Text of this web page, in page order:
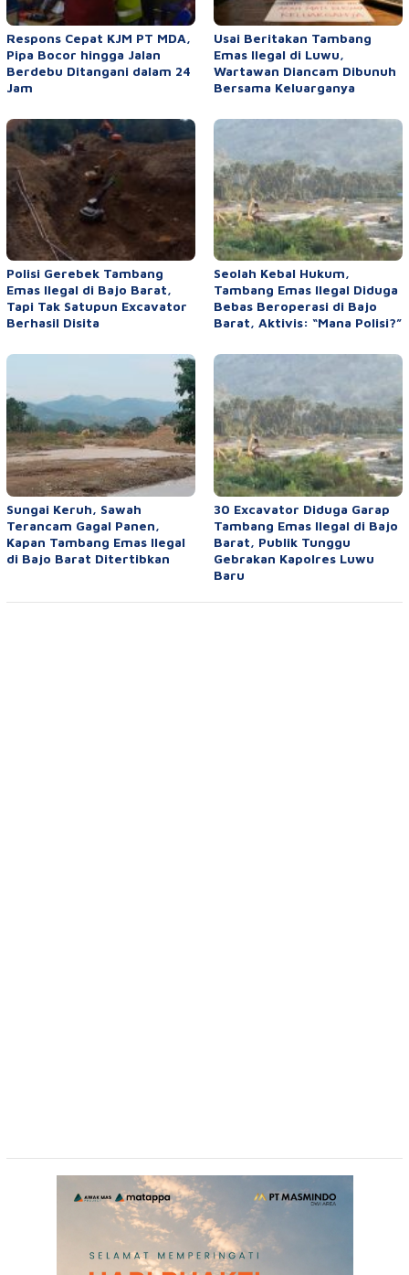
Respons Cepat KJM PT MDA,
Pipa Bocor hingga Jalan
Berdebu Ditangani dalam 24
Jam
Usai Beritakan Tambang
Emas Ilegal di Luwu,
Wartawan Diancam Dibunuh
Bersama Keluarganya
Polisi Gerebek Tambang
Emas Ilegal di Bajo Barat,
Tapi Tak Satupun Excavator
Berhasil Disita
Seolah Kebal Hukum,
Tambang Emas Ilegal Diduga
Bebas Beroperasi di Bajo
Barat, Aktivis: “Mana Polisi?”
Sungai Keruh, Sawah
Terancam Gagal Panen,
Kapan Tambang Emas Ilegal
di Bajo Barat Ditertibkan
30 Excavator Diduga Garap
Tambang Emas Ilegal di Bajo
Barat, Publik Tunggu
Gebrakan Kapolres Luwu
Baru